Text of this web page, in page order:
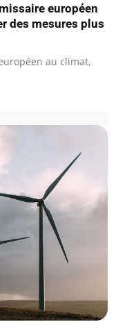
européen
des mesures plus
au climat,